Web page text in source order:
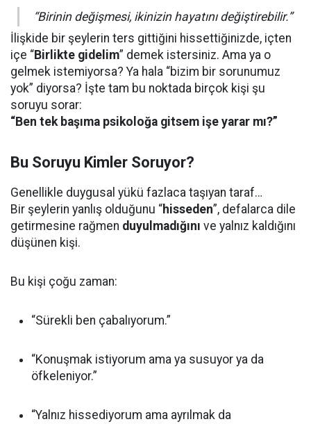
“Birinin değişmesi, ikinizin hayatını değiştirebilir.”
İlişkide bir şeylerin ters gittiğini hissettiğinizde, içten
içe “Birlikte gidelim” demek istersiniz. Ama ya o
gelmek istemiyorsa? Ya hala “bizim bir sorunumuz
yok” diyorsa? İşte tam bu noktada birçok kişi şu
soruyu sorar:
“Ben tek başıma psikoloğa gitsem işe yarar mı?”
Bu Soruyu Kimler Soruyor?
Genellikle duygusal yükü fazlaca taşıyan taraf…
Bir şeylerin yanlış olduğunu “hisseden”, defalarca dile
getirmesine rağmen duyulmadığını ve yalnız kaldığını
düşünen kişi.
Bu kişi çoğu zaman:
“Sürekli ben çabalıyorum.”
“Konuşmak istiyorum ama ya susuyor ya da
öfkeleniyor.”
“Yalnız hissediyorum ama ayrılmak da